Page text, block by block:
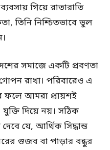
গিয়ে রাতারাতি
তিনি নিশ্চিতভাবে ভুল
সমাজে একটি প্রবণতা
রাখা। পরিবারেও এ
আমরা প্রায়শই
দিয়ে নয়। সঠিক
যে, আর্থিক সিদ্ধান্ত
গুজব বা পাড়ার বন্ধুর